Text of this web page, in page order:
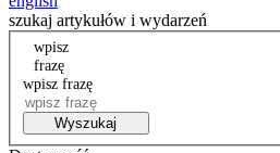
szukaj artykułów i wydarzeń
wpisz
frazę
wpisz frazę
Wyszukaj